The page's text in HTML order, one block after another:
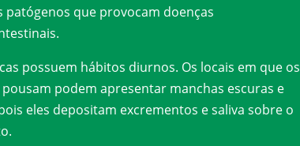
patógenos que provocam doenças
possuem hábitos diurnos. Os locais em que os
podem apresentar manchas escuras e
eles depositam excrementos e saliva sobre o